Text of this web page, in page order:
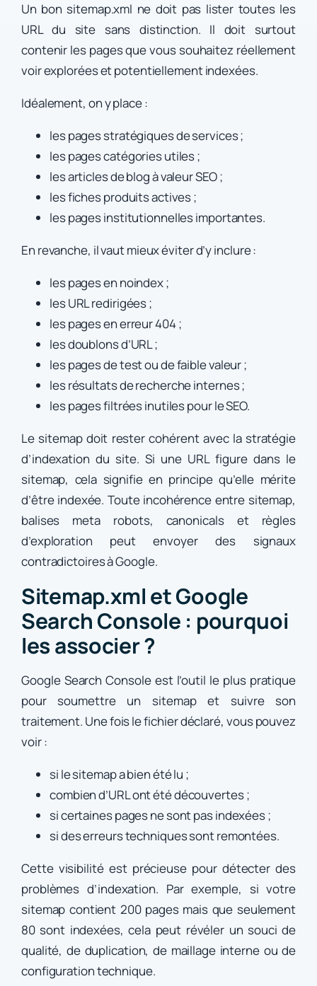
Un bon sitemap.xml ne doit pas lister toutes les
URL du site sans distinction. Il doit surtout
contenir les pages que vous souhaitez réellement
voir explorées et potentiellement indexées.
Idéalement, on y place :
les pages stratégiques de services ;
les pages catégories utiles ;
les articles de blog à valeur SEO ;
les fiches produits actives ;
les pages institutionnelles importantes.
En revanche, il vaut mieux éviter d’y inclure :
les pages en noindex ;
les URL redirigées ;
les pages en erreur 404 ;
les doublons d’URL ;
les pages de test ou de faible valeur ;
les résultats de recherche internes ;
les pages filtrées inutiles pour le SEO.
Le sitemap doit rester cohérent avec la stratégie
d’indexation du site. Si une URL figure dans le
sitemap, cela signifie en principe qu’elle mérite
d’être indexée. Toute incohérence entre sitemap,
balises meta robots, canonicals et règles
d’exploration peut envoyer des signaux
contradictoires à Google.
Sitemap.xml et Google
Search Console : pourquoi
les associer ?
Google Search Console est l’outil le plus pratique
pour soumettre un sitemap et suivre son
traitement. Une fois le fichier déclaré, vous pouvez
voir :
si le sitemap a bien été lu ;
combien d’URL ont été découvertes ;
si certaines pages ne sont pas indexées ;
si des erreurs techniques sont remontées.
Cette visibilité est précieuse pour détecter des
problèmes d’indexation. Par exemple, si votre
sitemap contient 200 pages mais que seulement
80 sont indexées, cela peut révéler un souci de
qualité, de duplication, de maillage interne ou de
configuration technique.